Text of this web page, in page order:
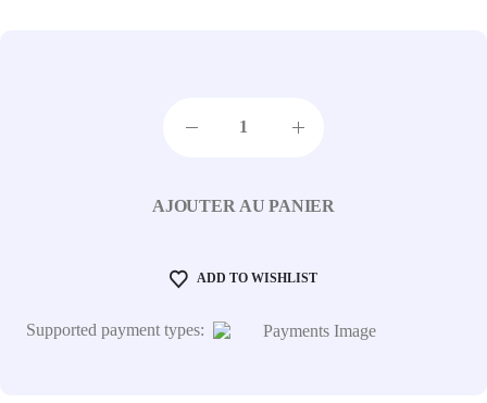
AJOUTER AU PANIER
ADD TO WISHLIST
Supported payment types: